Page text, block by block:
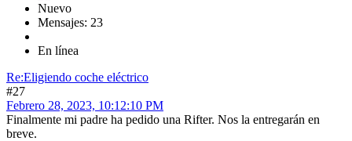
Nuevo
Mensajes: 23
En línea
Re:Eligiendo coche eléctrico
#27
Febrero 28, 2023, 10:12:10 PM
Finalmente mi padre ha pedido una Rifter. Nos la entregarán en
breve.